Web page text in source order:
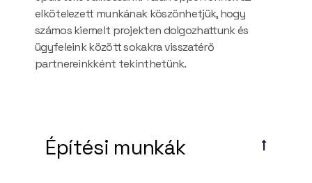
elkötelezett munkának köszönhetjük, hogy
számos kiemelt projekten dolgozhattunk és
ügyfeleink között sokakra visszatérő
partnereinkként tekinthetünk.
Építési munkák